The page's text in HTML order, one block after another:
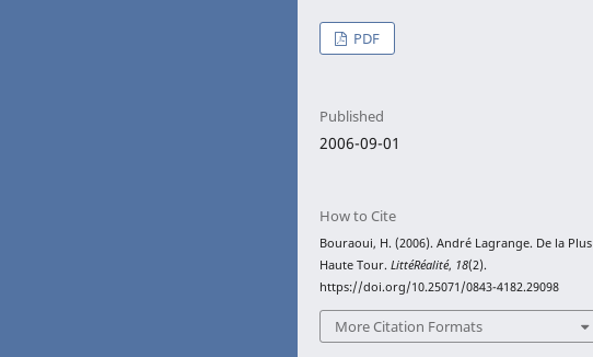
PDF
Published
2006-09-01
How to Cite
Bouraoui, H. (2006). André Lagrange. De la Plus
Haute Tour. LittéRéalité, 18(2).
https://doi.org/10.25071/0843-4182.29098
More Citation Formats